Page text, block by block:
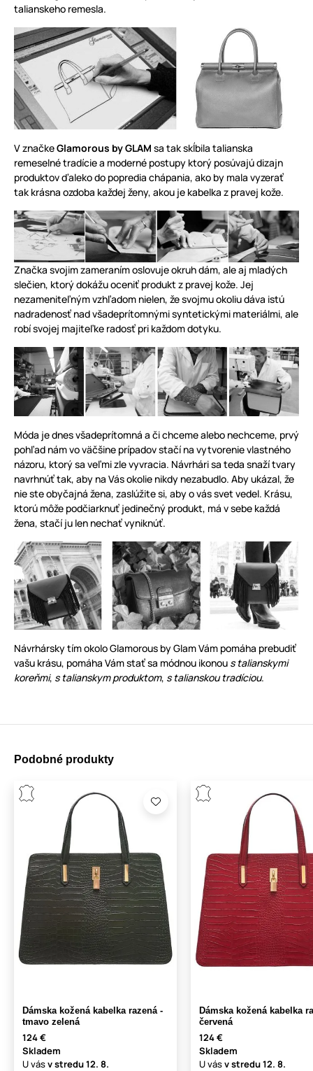
talianskeho remesla.
V značkeGlamorous by GLAM sa tak skĺbila talianska
remeselné tradície a moderné postupy ktorý posúvajú dizajn
produktov ďaleko do popredia chápania, ako by mala vyzerať
tak krásna ozdoba každej ženy, akou je kabelka z pravej kože.
Značka svojim zameraním oslovuje okruh dám, ale aj mladých
slečien, ktorý dokážu oceniť produkt z pravej kože. Jej
nezameniteľným vzhľadom nielen, že svojmu okoliu dáva istú
nadradenosť nad všadeprítomnými syntetickými materiálmi, ale
robí svojej majiteľke radosť pri každom dotyku.
Móda je dnes všadeprítomná a či chceme alebo nechceme, prvý
pohľad nám vo väčšine prípadov stačí na vytvorenie vlastného
názoru, ktorý sa veľmi zle vyvracia. Návrhári sa teda snaží tvary
navrhnúť tak, aby na Vás okolie nikdy nezabudlo. Aby ukázal, že
nie ste obyčajná žena, zaslúžite si, aby o vás svet vedel. Krásu,
ktorú môže podčiarknuť jedinečný produkt, má v sebe každá
žena, stačí ju len nechať vyniknúť.
Návrhársky tím okolo Glamorous by Glam Vám pomáha prebudiť
vašu krásu, pomáha Vám stať sa módnou ikonou s talianskymi
koreňmi, s talianskym produktom, s talianskou tradíciou.
Podobné produkty
Dámska kožená kabelka razená -
tmavo zelená
124 €
Skladem
U vásv stredu12. 8.
Dámska kožená kabelka
červená
124 €
Skladem
U vásv stredu12. 8.